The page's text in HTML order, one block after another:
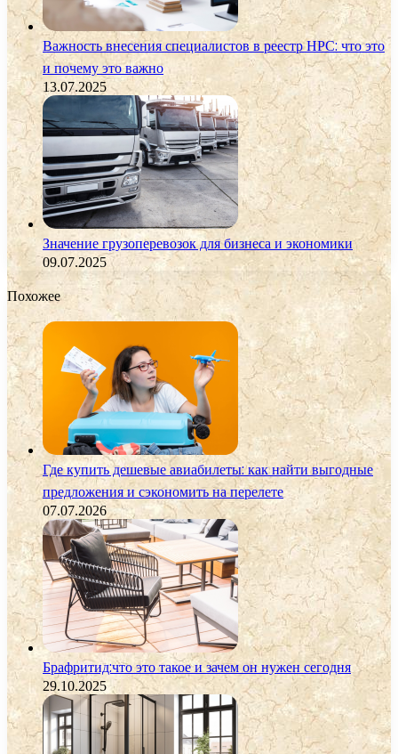
Важность внесения специалистов в реестр НРС: что это
и почему это важно
13.07.2025
Значение грузоперевозок для бизнеса и экономики
09.07.2025
Похожее
Где купить дешевые авиабилеты: как найти выгодные
предложения и сэкономить на перелете
07.07.2026
Брафритид:что это такое и зачем он нужен сегодня
29.10.2025